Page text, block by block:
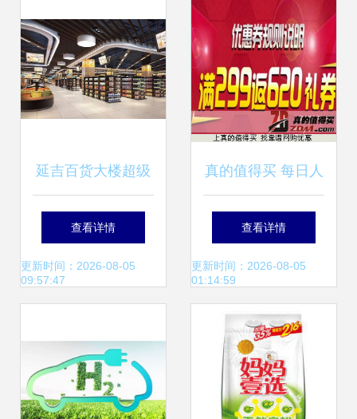
延吉百货大楼超级
市场 以无微不至的
关怀打造日用百货
查看详情
更新时间：2026-08-05
09:57:47
真的值得买 每日人
工精选，网购优惠
尽在掌握
查看详情
更新时间：2026-08-05
01:14:59